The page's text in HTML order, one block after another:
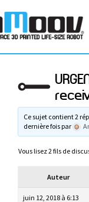
Ce sujet contient 2
dernière fois par
Vous lisez 2 fils de
Auteur
juin 12, 2018 à 6:13